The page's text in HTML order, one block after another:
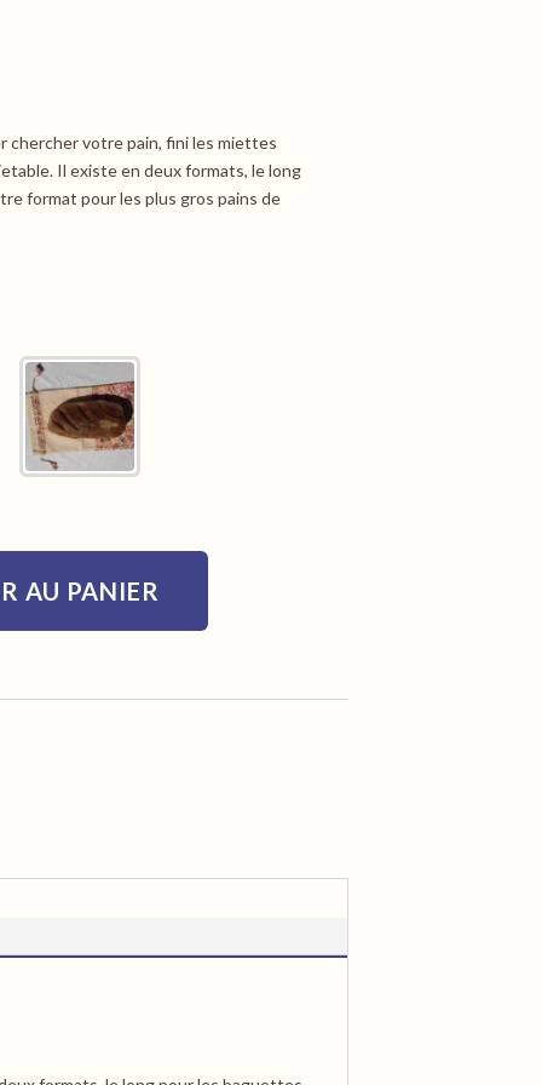
chercher votre pain, fini les miettes
Il existe en deux formats, le long
format pour les plus gros pains de
5
AU PANIER